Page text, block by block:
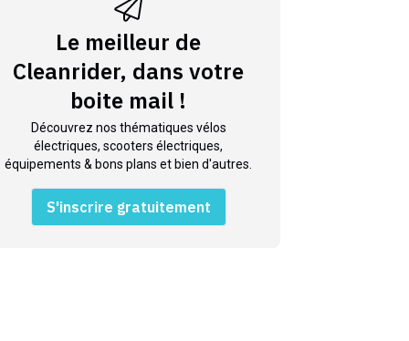
Le meilleur de
Cleanrider, dans votre
boite mail !
Découvrez nos thématiques vélos
électriques, scooters électriques,
équipements & bons plans et bien d'autres.
S'inscrire gratuitement